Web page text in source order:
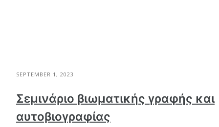
SEPTEMBER 1, 2023
Σεμινάριο βιωματικής γραφής και
αυτοβιογραφίας